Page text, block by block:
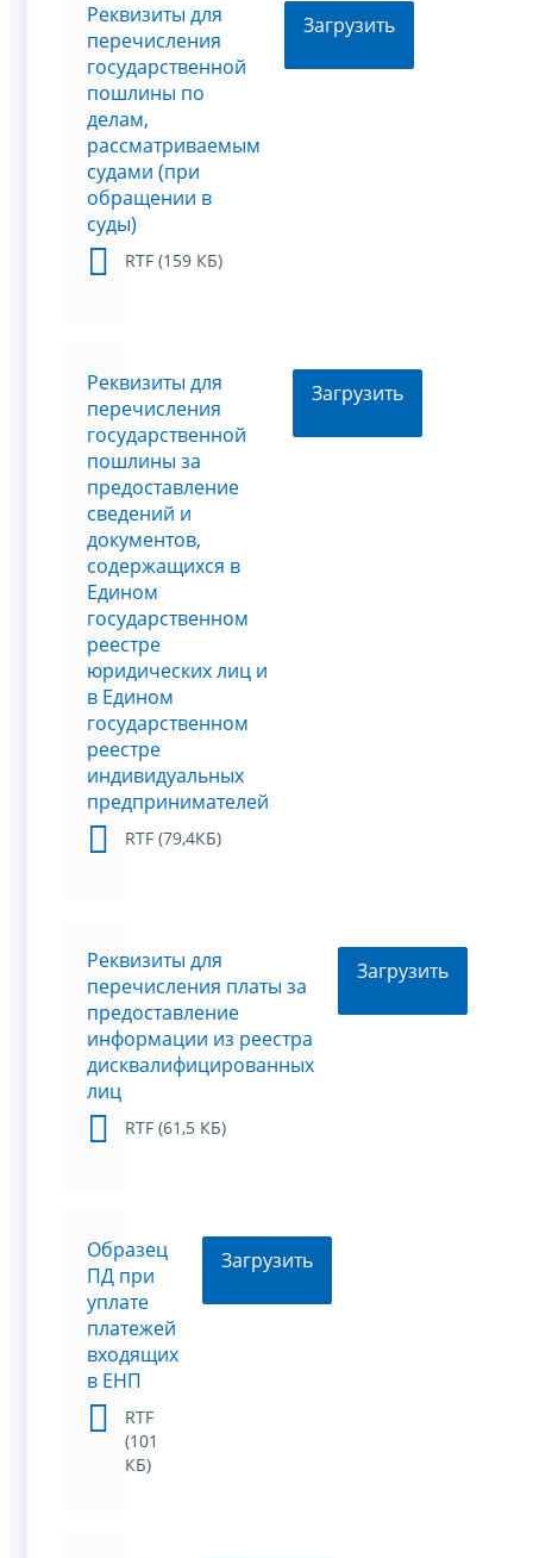
Реквизиты для
перечисления
государственной
пошлины по
делам,
рассматриваемым
судами (при
обращении в
суды)
RTF (159 КБ)
Загрузить
Реквизиты для
перечисления
государственной
пошлины за
предоставление
сведений и
документов,
содержащихся в
Едином
государственном
реестре
юридических лиц и
в Едином
государственном
реестре
индивидуальных
предпринимателей
RTF (79,4КБ)
Загрузить
Реквизиты для
перечисления платы за
предоставление
информации из реестра
дисквалифицированных
лиц
RTF (61,5 КБ)
Загрузить
Образец
ПД при
уплате
платежей
входящих
в ЕНП
RTF
(101
КБ)
Загрузить